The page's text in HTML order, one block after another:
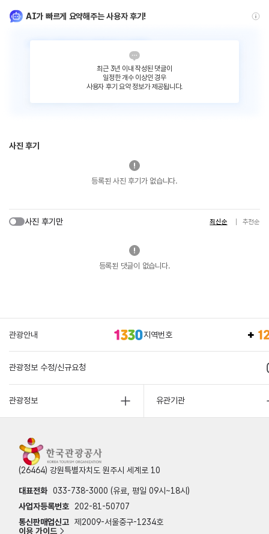
AI가 빠르게 요약해주는 사용자 후기!
최근 3년 이내 작성된 댓글이
일정한 개수 이상인 경우
사용자 후기 요약 정보가 제공됩니다.
사진 후기
등록된 사진 후기가 없습니다.
사진 후기만 최신순 추천순
등록된 댓글이 없습니다.
관광안내 지역번호
관광정보 수정/신규요청
관광정보 유관기관
(26464) 강원특별자치도 원주시 세계로 10
대표전화 033-738-3000 (유료, 평일 09시~18시)
사업자등록번호
202-81-50707
통신판매업신고 제2009-서울중구-1234호
이용 가이드